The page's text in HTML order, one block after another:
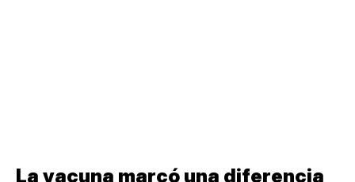
La vacuna marcó una diferencia